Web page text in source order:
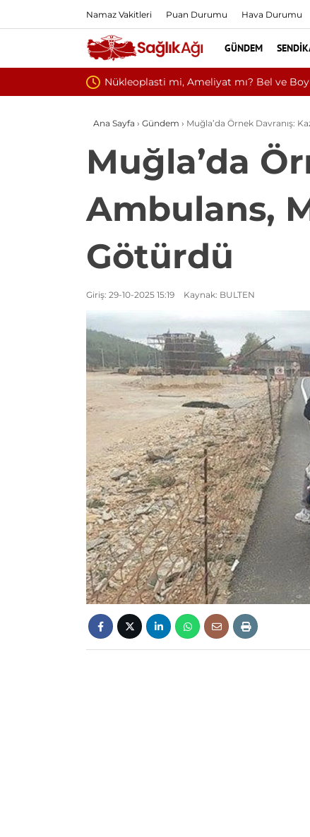
Namaz Vakitleri Puan Durumu Hava Durumu
GÜNDEM
Boyun Fıtığında Doğru Tedavi Seçimi
Ana Sayfa › Gündem › Muğla’da Örnek Davranış:
Muğla’da
Ambulans,
Götürdü
Giriş: 29-10-2025 15:19 Kaynak: BULTEN